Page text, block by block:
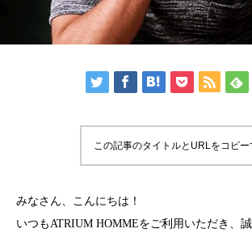
この記事のタイトルとURLをコピー
みなさん、こんにちは！
いつもATRIUM HOMMEをご利用いただき、